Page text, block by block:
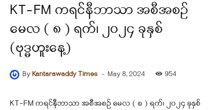
KT-FM ကရင်နီဘာသာ အစီအစဉ်
မေလ ( ၈ ) ရက်၊ ၂၀၂၄ ခုနှစ်
(ဗုဒ္ဓဟူးနေ့)
By Kantarawaddy Times - May 8, 2024 954
KT-FM ကရင်နီဘာသာ အစီအစဉ် မေလ ( ၈ ) ရက်၊ ၂၀၂၄ ခုနှစ်